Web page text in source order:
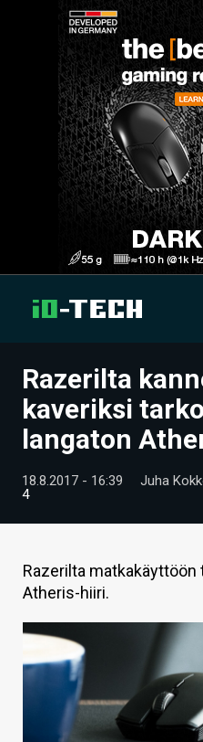
UUTISET
ARTIKKELIT
VIDEOT
HINTA.FI
KAUPPA
VAIHDA TEEMA
Razerilta
kaveriksi
langaton
18.8.2017 - 16:39 Juha
4
Razerilta
Atheris-hiiri.